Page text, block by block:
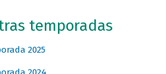
temporadas
2025